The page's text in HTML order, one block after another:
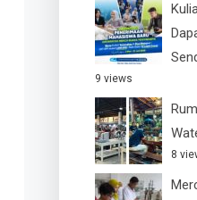
9 views
8